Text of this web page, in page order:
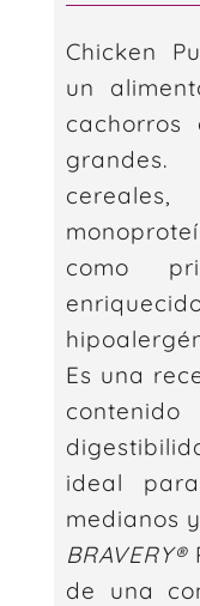
Chicken
un
como
Es una
ideal
medianos
BRAVERY®
de una